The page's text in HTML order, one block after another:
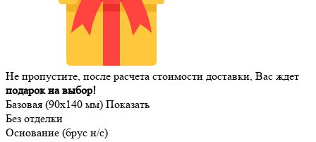
Не пропустите, после расчета стоимости доставки, Вас ждет
подарок на выбор!
Базовая (90х140 мм) Показать
Без отделки
Основание (брус н/с)